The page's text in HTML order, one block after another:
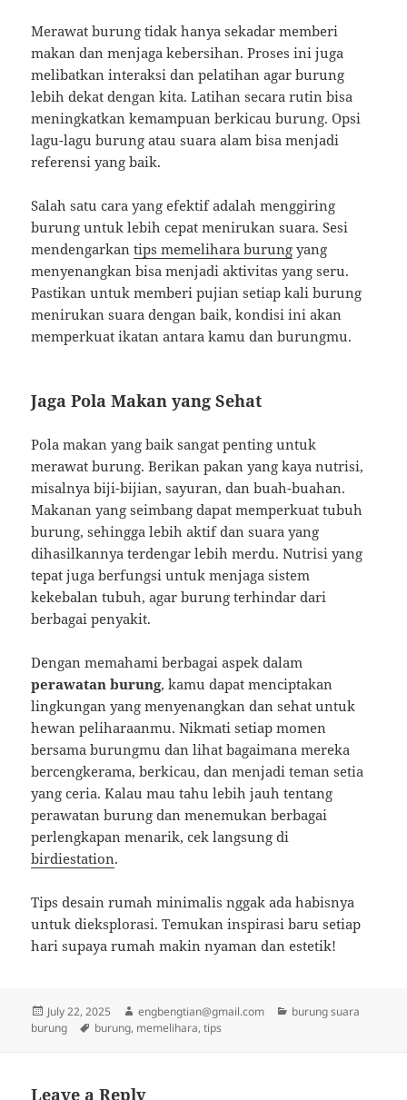
Merawat burung tidak hanya sekadar memberi
makan dan menjaga kebersihan. Proses ini juga
melibatkan interaksi dan pelatihan agar burung
lebih dekat dengan kita. Latihan secara rutin bisa
meningkatkan kemampuan berkicau burung. Opsi
lagu-lagu burung atau suara alam bisa menjadi
referensi yang baik.
Salah satu cara yang efektif adalah menggiring
burung untuk lebih cepat menirukan suara. Sesi
mendengarkantips memelihara burung yang
menyenangkan bisa menjadi aktivitas yang seru.
Pastikan untuk memberi pujian setiap kali burung
menirukan suara dengan baik, kondisi ini akan
memperkuat ikatan antara kamu dan burungmu.
Jaga Pola Makan yang Sehat
Pola makan yang baik sangat penting untuk
merawat burung. Berikan pakan yang kaya nutrisi,
misalnya biji-bijian, sayuran, dan buah-buahan.
Makanan yang seimbang dapat memperkuat tubuh
burung, sehingga lebih aktif dan suara yang
dihasilkannya terdengar lebih merdu. Nutrisi yang
tepat juga berfungsi untuk menjaga sistem
kekebalan tubuh, agar burung terhindar dari
berbagai penyakit.
Dengan memahami berbagai aspek dalam
perawatan burung, kamu dapat menciptakan
lingkungan yang menyenangkan dan sehat untuk
hewan peliharaanmu. Nikmati setiap momen
bersama burungmu dan lihat bagaimana mereka
bercengkerama, berkicau, dan menjadi teman setia
yang ceria. Kalau mau tahu lebih jauh tentang
perawatan burung dan menemukan berbagai
perlengkapan menarik, cek langsung di
birdiestation.
Tips desain rumah minimalis nggak ada habisnya
untuk dieksplorasi. Temukan inspirasi baru setiap
hari supaya rumah makin nyaman dan estetik!
Posted
on
July 22, 2025 Author
engbengtian@gmail.com Categories
burung suara
burung
Tags
burung, memelihara,tips
Leave a Reply